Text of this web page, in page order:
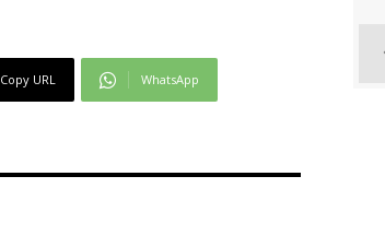
Copy URL WhatsApp